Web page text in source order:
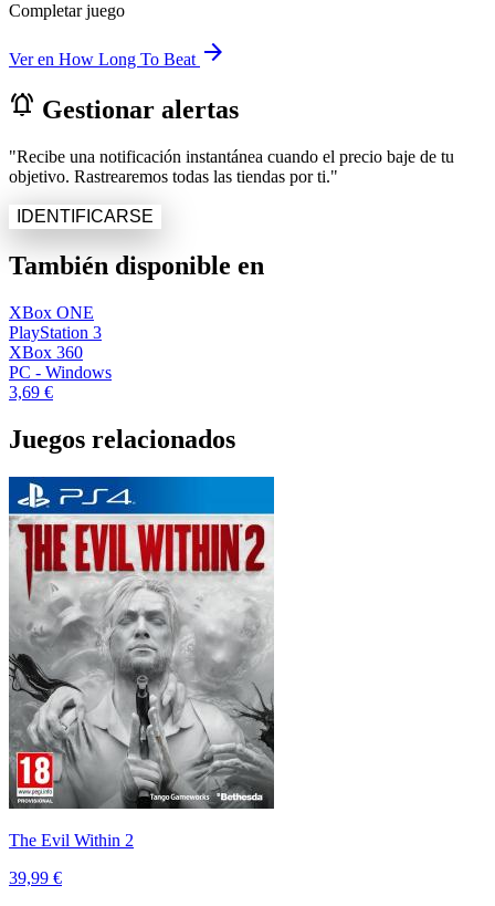
Completar juego
Ver en How Long To Beat arrow_forward
notifications_active Gestionar alertas
"Recibe una notificación instantánea cuando el precio baje de tu
objetivo. Rastrearemos todas las tiendas por ti."
IDENTIFICARSE
También disponible en
XBox ONE
PlayStation 3
XBox 360
PC - Windows
3,69 €
Juegos relacionados
The Evil Within 2
39,99 €